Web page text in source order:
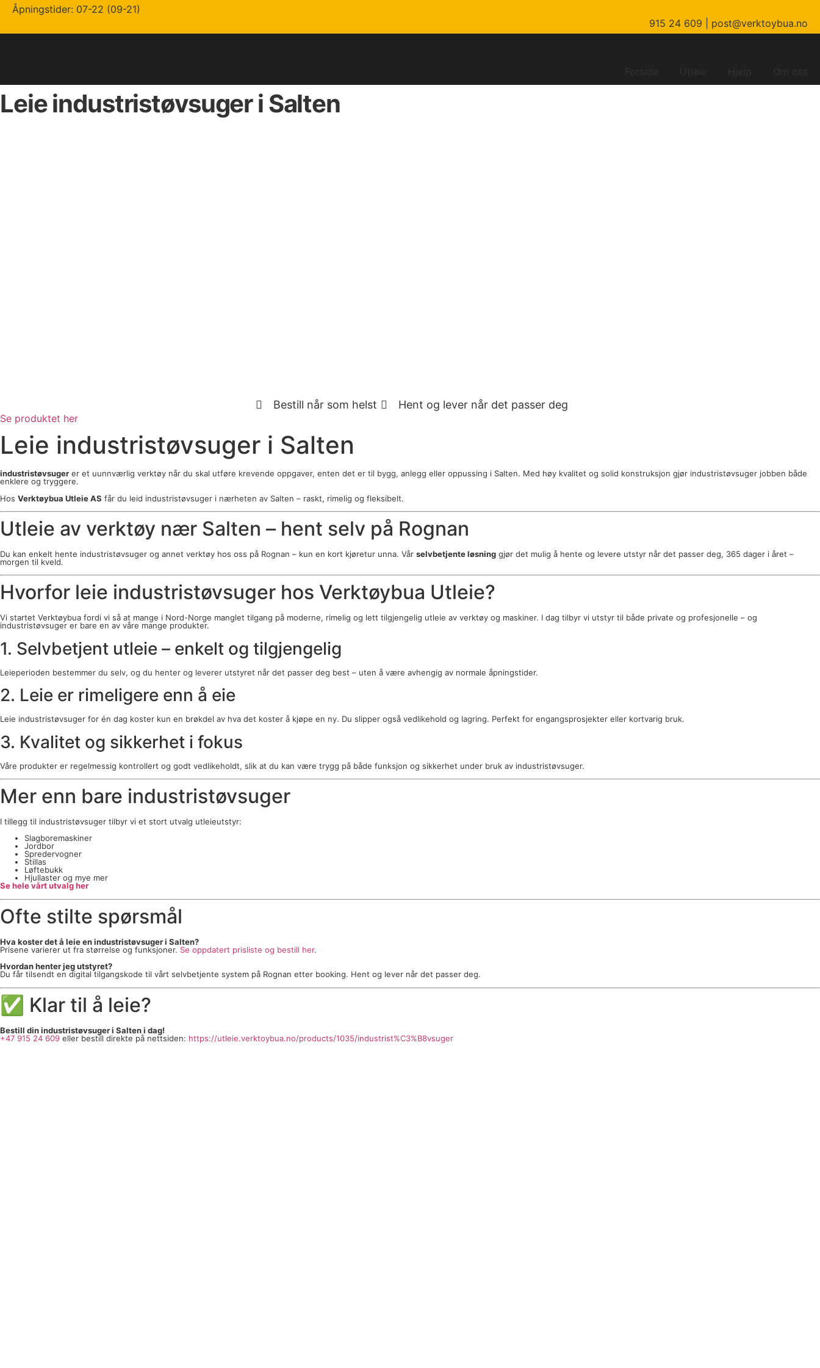
Skip
content
Åpningstider: 07-22 (09-21)
915 24 609 | post@verktoybua.no
Leie industristøvsuger i Salten
Bestill når som helst Hent og lever når det passer deg
Se produktet her
Leie industristøvsuger i Salten
industristøvsuger er et uunnværlig verktøy når du skal utføre krevende oppgaver, enten det er til bygg, anlegg eller oppussing i Salten. Med høy kvalitet og solid konstruksjon gjør industristøvsuger jobben både
enklere og tryggere.
Hos Verktøybua Utleie AS får du leid industristøvsuger i nærheten av Salten – raskt, rimelig og fleksibelt.
Utleie av verktøy nær Salten – hent selv på Rognan
Du kan enkelt hente industristøvsuger og annet verktøy hos oss på Rognan – kun en kort kjøretur unna. Vår selvbetjente løsning gjør det mulig å hente og levere utstyr når det passer deg, 365 dager i året –
morgen til kveld.
Hvorfor leie industristøvsuger hos Verktøybua Utleie?
Vi startet Verktøybua fordi vi så at mange i Nord-Norge manglet tilgang på moderne, rimelig og lett tilgjengelig utleie av verktøy og maskiner. I dag tilbyr vi utstyr til både private og profesjonelle – og
industristøvsuger er bare en av våre mange produkter.
1. Selvbetjent utleie – enkelt og tilgjengelig
Leieperioden bestemmer du selv, og du henter og leverer utstyret når det passer deg best – uten å være avhengig av normale åpningstider.
2. Leie er rimeligere enn å eie
Leie industristøvsuger for én dag koster kun en brøkdel av hva det koster å kjøpe en ny. Du slipper også vedlikehold og lagring. Perfekt for engangsprosjekter eller kortvarig bruk.
3. Kvalitet og sikkerhet i fokus
Våre produkter er regelmessig kontrollert og godt vedlikeholdt, slik at du kan være trygg på både funksjon og sikkerhet under bruk av industristøvsuger.
Mer enn bare industristøvsuger
I tillegg til industristøvsuger tilbyr vi et stort utvalg utleieutstyr:
Slagboremaskiner
Jordbor
Spredervogner
Stillas
Løftebukk
Hjullaster og mye mer
Se hele vårt utvalg her
Ofte stilte spørsmål
Hva koster det å leie en industristøvsuger i Salten?
Prisene varierer ut fra størrelse og funksjoner. Se oppdatert prisliste og bestill her.
Hvordan henter jeg utstyret?
Du får tilsendt en digital tilgangskode til vårt selvbetjente system på Rognan etter booking. Hent og lever når det passer deg.
✅ Klar til å leie?
Bestill din industristøvsuger i Salten i dag!
+47 915 24 609 eller bestill direkte på nettsiden: https://utleie.verktoybua.no/products/1035/industrist%C3%B8vsuger